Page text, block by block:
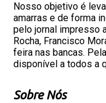
Nosso objetivo é
amarras e de forma
pelo jornal impresso
Rocha, Francisco
feira nas bancas.
disponível a todos a
Sobre Nós